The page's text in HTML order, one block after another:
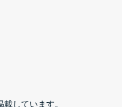
しています。